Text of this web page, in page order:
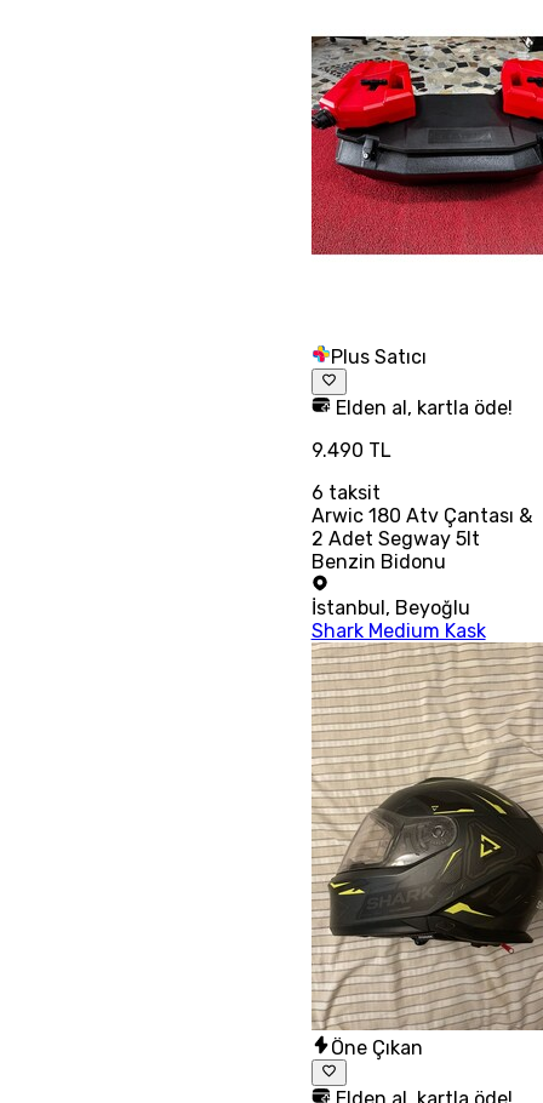
Plus Satıcı
Elden al, kartla öde!
9.490 TL
6 taksit
Arwic 180 Atv Çantası &
2 Adet Segway 5lt
Benzin Bidonu
İstanbul, Beyoğlu
Shark Medium Kask
Öne Çıkan